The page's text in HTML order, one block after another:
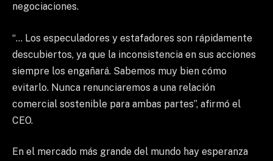
negociaciones.
“… Los especuladores y estafadores son rápidamente
descubiertos, ya que la inconsistencia en sus acciones
siempre los engañará. Sabemos muy bien cómo
evitarlo. Nunca renunciaremos a una relación
comercial sostenible para ambas partes”, afirmó el
CEO.
En el mercado más grande del mundo hay esperanza